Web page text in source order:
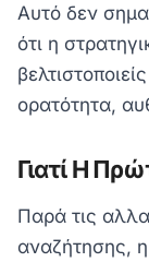
Αυτό δεν
ότι η
ορατότητα,
Γιατί Η
Παρά τις
αναζήτησης,